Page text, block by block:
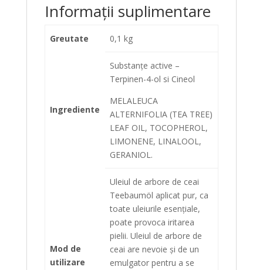
Informații suplimentare
Greutate 0,1 kg
Ingrediente
Substanțe active –
Terpinen-4-ol si Cineol
MELALEUCA
ALTERNIFOLIA (TEA TREE)
LEAF OIL, TOCOPHEROL,
LIMONENE, LINALOOL,
GERANIOL.
Mod de
utilizare
Uleiul de arbore de ceai
Teebaumöl aplicat pur, ca
toate uleiurile esențiale,
poate provoca iritarea
pielii. Uleiul de arbore de
ceai are nevoie și de un
emulgator pentru a se